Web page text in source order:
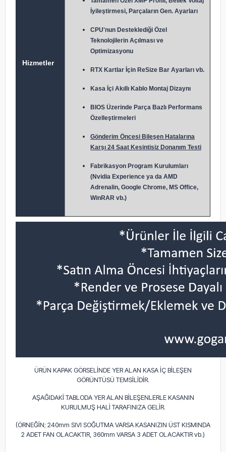
Hizmetler
İyileştirmesi, Parçaların Gen. Ayarları
CPU'nun Desteklediği Özel
Teknolojilerin Açılması ve
Optimizasyonu
RTX Kartlar İçin ReSize Bar Ayarları vb.
Kasa İçi Akıllı Kablo Montaj Dizaynı
BIOS Üzerinde Parça Bazlı Performans
Özelleştirmeleri
Gönderim Öncesi Bileşen Hatalarına
Karşı 24 Saat Kesintisiz Donanım Testi
Fabrikasyon Program Kurulumları
(Nvidia Experience ya da AMD
Adrenalin, Google Chrome, MS Office,
WinRAR vb.)
ÜRÜN KAPAK GÖRSELİNDE YER ALAN KASA İÇ BİLEŞEN
GÖRÜNTÜSÜ TEMSİLİDİR.
AŞAĞIDAKİ TABLODA YER ALAN BİLEŞENLERLE KASANIN
KURULMUŞ HALİ TARAFINIZA GELİR.
(ÖRNEĞİN; 240mm SIVI SOĞUTMA VARSA KASANIZIN ÜST KISMINDA
2 ADET FAN OLACAKTIR, 360mm VARSA 3 ADET OLACAKTIR vb.)